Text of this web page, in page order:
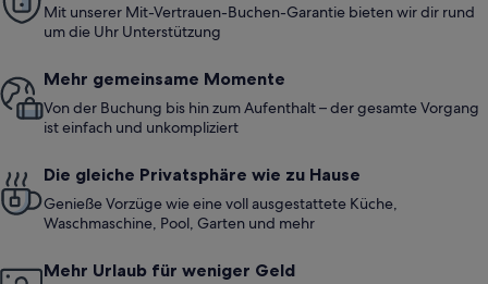
Mit unserer Mit-Vertrauen-Buchen-Garantie bieten wir dir rund
um die Uhr Unterstützung
Mehr gemeinsame Momente
Von der Buchung bis hin zum Aufenthalt – der gesamte Vorgang
ist einfach und unkompliziert
Die gleiche Privatsphäre wie zu Hause
Genieße Vorzüge wie eine voll ausgestattete Küche,
Waschmaschine, Pool, Garten und mehr
Mehr Urlaub für weniger Geld